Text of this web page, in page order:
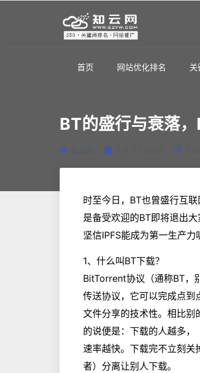
首页 网站优化排名 关
BT的盛行与衰落，
时至今日，BT也曾盛行互
是备受欢迎的BT即将退出
坚信IPFS能成为第一生产力
1、什么叫BT下载？
BitTorrent协议（通称BT，
传送协议，它可以完成点到
文件分享的技术性。相比别
的说便是：下载的人越多，
速率越快。下载完不立刻
者）分离让别人下载。